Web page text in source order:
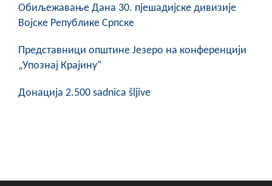
Обиљежавање Данa 30. пјешадијске дивизије
Војске Републике Српске
Представници општине Језеро на конференцији
„Упознај Крајину“
Донација 2.500 sadnica šljive